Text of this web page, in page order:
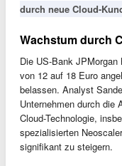
durch neue Cloud-
Wachstum durch
Die US-Bank
von 12 auf 18 Euro
belassen. Analyst
Unternehmen durch die
Cloud-Technologie,
spezialisierten
signifikant zu steigern.